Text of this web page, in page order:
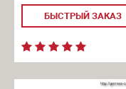
БЫСТРЫЙ ЗАКАЗ